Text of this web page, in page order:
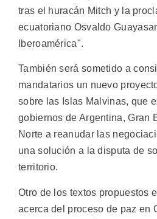
tras el huracán Mitch y la
ecuatoriano Osvaldo
Iberoamérica".
También será sometido a
mandatarios un nuevo
sobre las Islas Malvinas, que
gobiernos de Argentina, Gran
Norte a reanudar las
una solución a la disputa de
territorio.
Otro de los textos propuestos
acerca del proceso de paz en